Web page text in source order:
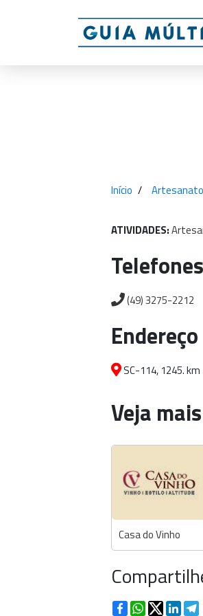
Início
ATIVIDADES:
Telefones
(49) 3275-2212
Endereço
SC-114, 1245.
Veja
Casa do Vinho
FacebookWhatsApp
Twitter